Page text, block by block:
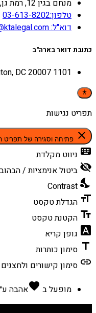
מנחם בגין 12, רמת גן, ישראל
טלפון:03-613-8202
דוא"ל: info@ktalegal.com
כתובת דואר בארה"ב
1101 30th Street NW Suite 500 Washington, DC 20007
תפריט נגישות
close פתיחה וסגירה של תפריט
keyboard ניווט מקלדת
visibility_off ביטול אנימציות /
nights_stay
Contrast
format_size הגדלת טקסט
text_fields הקטנת טקסט
font_download גופן קריא
title סימון כותרות
link סימון קישורים ולחצנים
מופעל ב favoriteאהבה